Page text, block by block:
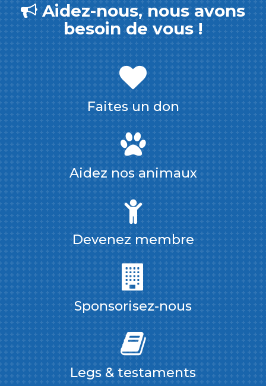
Aidez-nous, nous avons
besoin de vous !
Faites un don
Aidez nos animaux
Devenez membre
Sponsorisez-nous
Legs & testaments